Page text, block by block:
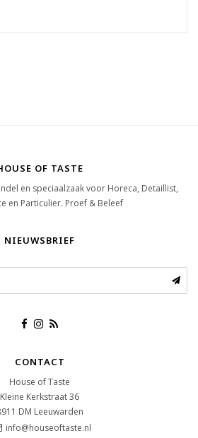
OF TASTE
en speciaalzaak voor Horeca, Detaillist,
en Particulier. Proef & Beleef
NIEUWSBRIEF
CONTACT
House of Taste
Kleine Kerkstraat 36
DM Leeuwarden
info@houseoftaste.nl